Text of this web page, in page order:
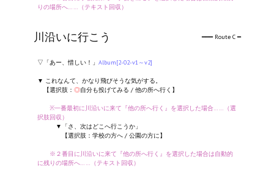
りの場所へ……（テキスト回収）
川沿いに行こう ━━━ Route C ━
▽「あー、惜しい！」 Album[2-02-v1～v2]
▼ これなんて、かなり飛びそうな気がする。
【選択肢： ◎自分も投げてみる / 他の所へ行く】
※一番最初に川沿いに来て『他の所へ行く』を選択した場合……（選
択肢回収）
▼「さ、次はどこへ行こうか」
【選択肢：学校の方へ / 公園の方に】
※２番目に川沿いに来て『他の所へ行く』を選択した場合は自動的
に残りの場所へ……（テキスト回収）